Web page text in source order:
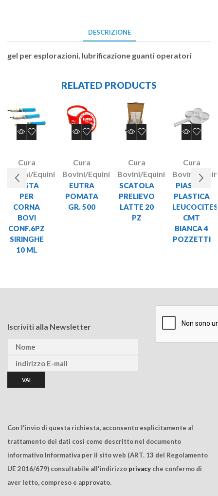
DESCRIZIONE
gel per esplorazioni, lubrificazione guanti operatori
RELATED PRODUCTS
Cura
Bovini/Equini
PASTA
PER
CORNA
BOVI
CONF.6PZ
SIRINGHE
10 ML
Cura
Bovini/Equini
EUTRA
POMATA
GR. 500
Cura
Bovini/Equini
SCATOLA
PRELIEVO
LATTE 20
PZ
Cura
Bovini/
PIASTRA
PLASTICA
CMT
BIANCA 4
POZZETTI
Iscriviti alla Newsletter
Con l'invio di questa richiesta, acconsento esplicitamente al
trattamento dei dati così come descritto nel documento
informativo Informativa per il sito web (ART. 13 del Regolamento
UE 2016/679) consultabile all'indirizzo privacy che confermo di
aver letto, compreso e approvato.